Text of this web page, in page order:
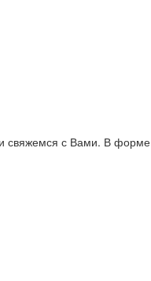
свяжемся с Вами. В форме